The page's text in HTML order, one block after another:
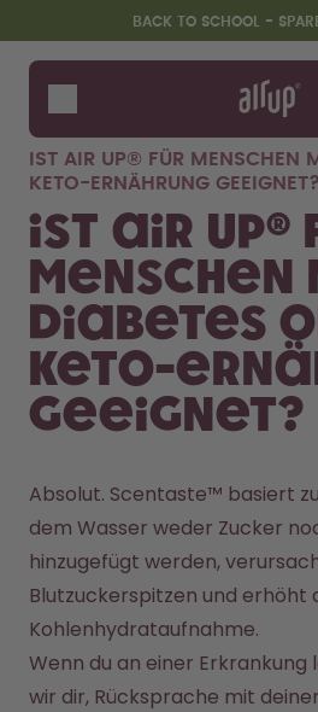
Zum Hauptinhalt springen
Erklärung zur Barrierefreiheit
BACK TO SCHOOL -
Flaschen
Duft-Pods
Zubehör
Starter
Gewinnspiel
25%
Wie funktioniert's
Hilfe & FAQ
Flaschen
IST AIR UP® FÜR MENSCHEN
KETO-ERNÄHRUNG GEEIGNET?
Ist air up®
Menschen
Diabetes
Keto-
geeignet?
Absolut. Scentaste™ basiert zu
dem Wasser weder Zucker
hinzugefügt werden,
Blutzuckerspitzen und erhöht
Kohlenhydrataufnahme.
Wenn du an einer
wir dir, Rücksprache mit